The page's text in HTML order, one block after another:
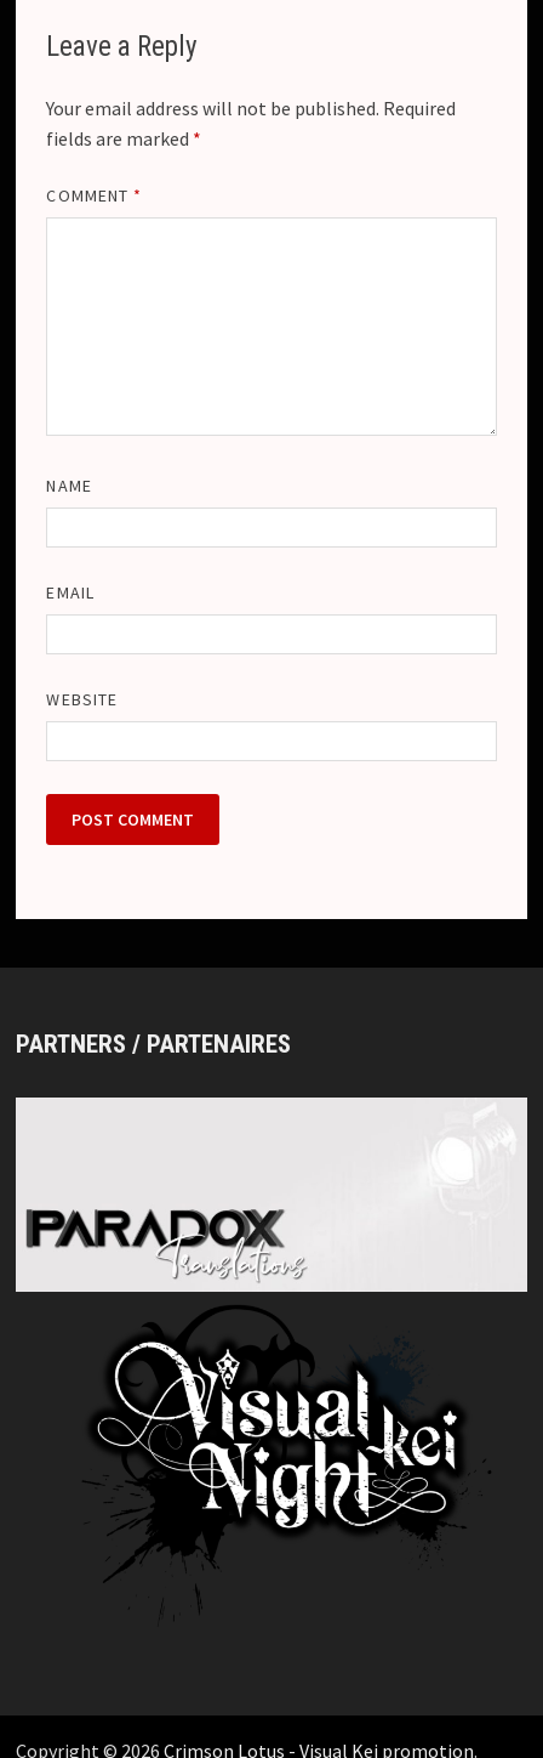
Leave a Reply
Your email address will not be published. Required
fields are marked *
COMMENT *
NAME
EMAIL
WEBSITE
PARTNERS / PARTENAIRES
Copyright © 2026Crimson Lotus - Visual Kei promotion.